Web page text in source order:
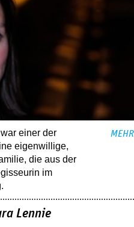
einer der
eigenwillige,
die aus der
im
MEHR
Lennie